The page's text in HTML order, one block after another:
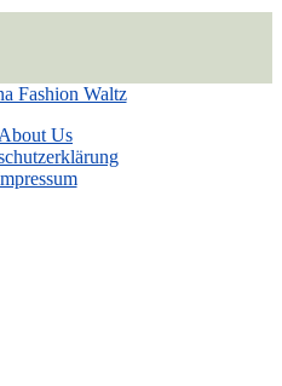
Fashion Waltz
About Us